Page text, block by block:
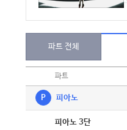
파트 전체
파트
P 피아노
피아노 3단